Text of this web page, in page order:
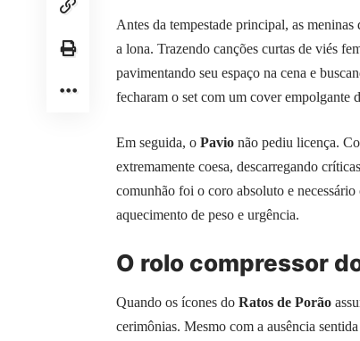
Antes da tempestade principal, as meninas
a lona. Trazendo canções curtas de viés
pavimentando seu espaço na cena e
fecharam o set com um cover empolgante
Em seguida, o Pavio não pediu licença.
extremamente coesa, descarregando
comunhão foi o coro absoluto e
aquecimento de peso e urgência.
O rolo compressor
Quando os ícones do Ratos de Porão
cerimônias. Mesmo com a ausência